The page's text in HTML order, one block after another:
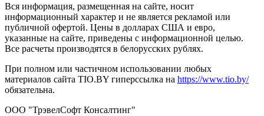
Вся информация, размещенная на сайте, носит
информационный характер и не является рекламой или
публичной офертой. Цены в долларах США и евро,
указанные на сайте, приведены с информационной целью.
Все расчеты производятся в белорусских рублях.
При полном или частичном использовании любых
материалов сайта TIO.BY гиперссылка на https://www.tio.by/
обязательна.
ООО "ТрэвелСофт Консалтинг"